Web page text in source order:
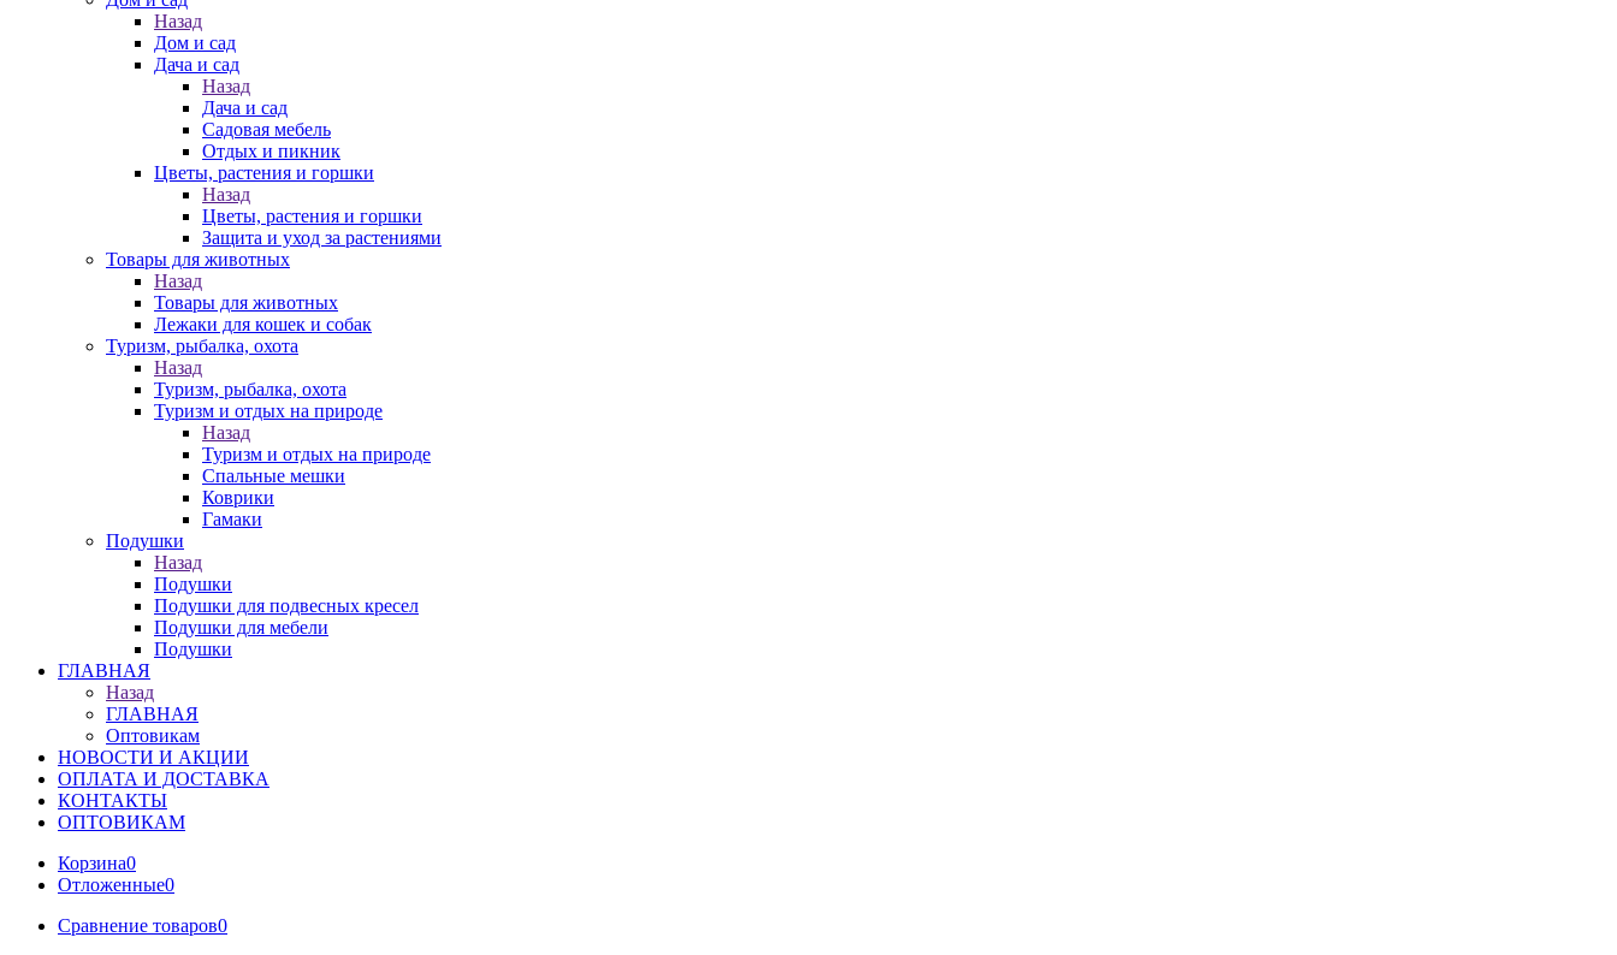
Назад
Дом и сад
Дача и сад
Назад
Дача и сад
Садовая мебель
Отдых и пикник
Цветы, растения и горшки
Назад
Цветы, растения и горшки
Защита и уход за растениями
Товары для животных
Назад
Товары для животных
Лежаки для кошек и собак
Туризм, рыбалка, охота
Назад
Туризм, рыбалка, охота
Туризм и отдых на природе
Назад
Туризм и отдых на природе
Спальные мешки
Коврики
Гамаки
Подушки
Назад
Подушки
Подушки для подвесных кресел
Подушки для мебели
Подушки
ГЛАВНАЯ
Назад
ГЛАВНАЯ
Оптовикам
НОВОСТИ И АКЦИИ
ОПЛАТА И ДОСТАВКА
КОНТАКТЫ
ОПТОВИКАМ
Корзина0
Отложенные0
Сравнение товаров0